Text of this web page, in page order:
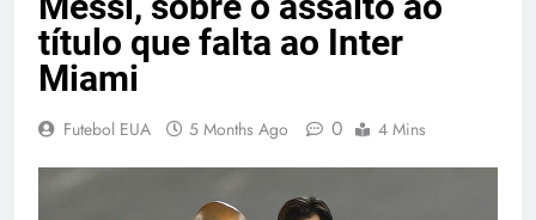
título que falta ao Inter
Miami
Futebol EUA 5 Months Ago 0 4 Mins